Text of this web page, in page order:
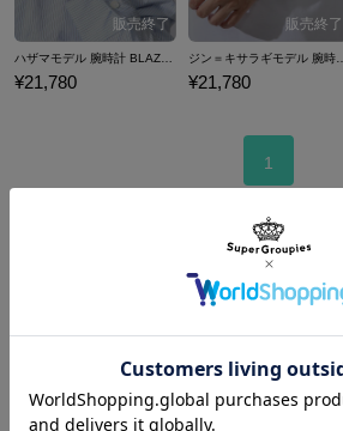
¥21,780
ジン＝キサラギモデル 腕時計 BLAZBLUE CENTRALFICTION
¥21,780
1
この作品のトップへ
在庫販売のご案内